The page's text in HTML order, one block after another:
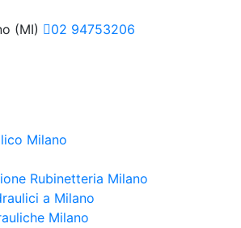
(MI) 02 94753206
Milano
Rubinetteria Milano
a Milano
Milano